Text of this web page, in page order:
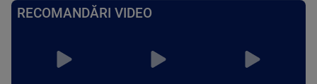
RECOMANDĂRI VIDEO